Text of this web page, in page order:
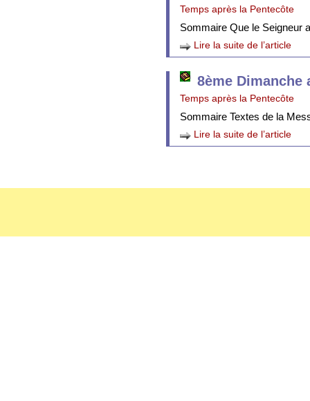
Temps après la Pentecôte
Sommaire Que le Seigneur
Lire la suite de l’article
8ème Dimanche
Temps après la Pentecôte
Sommaire Textes de la
Lire la suite de l’article